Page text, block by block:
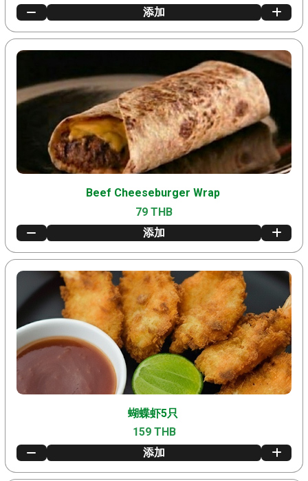
添加
Beef Cheeseburger Wrap
79 THB
添加
蝴蝶虾5只
159 THB
添加